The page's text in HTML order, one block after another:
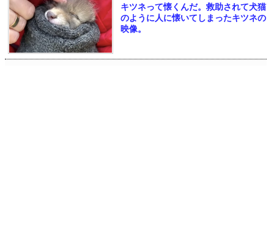
キツネって懐くんだ。救助されて犬猫
のように人に懐いてしまったキツネの
映像。